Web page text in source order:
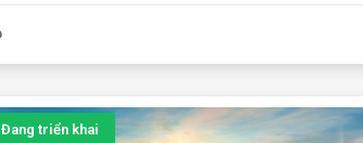
Đang triển khai